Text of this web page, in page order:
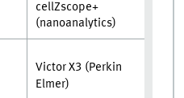
cellZscope+
(nanoanalytics)
Victor X3 (Perkin
Elmer)